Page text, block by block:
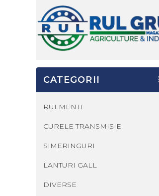
CATEGORII
RULMENTI
CURELE TRANSMISIE
SIMERINGURI
LANTURI GALL
DIVERSE